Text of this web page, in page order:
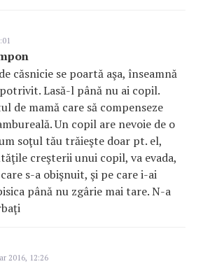
căsnicie se poartă aşa, înseamnă
Lasă-l până nu ai copil.
de mamă care să compenseze
Un copil are nevoie de o
soţul tău trăieşte doar pt. el,
creşterii unui copil, va evada,
s-a obişnuit, şi pe care i-ai
până nu zgârie mai tare. N-a
2016, 12:26